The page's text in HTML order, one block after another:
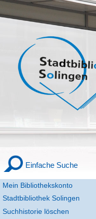
Mein Bibliothekskonto
Stadtbibliothek Solingen
Einfache Suche
Suchhistorie löschen